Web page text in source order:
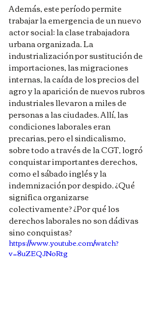
Además, este período permite
trabajar la emergencia de un nuevo
actor social: la clase trabajadora
urbana organizada. La
industrialización por sustitución de
importaciones, las migraciones
internas, la caída de los precios del
agro y la aparición de nuevos rubros
industriales llevaron a miles de
personas a las ciudades. Allí, las
condiciones laborales eran
precarias, pero el sindicalismo,
sobre todo a través de la CGT, logró
conquistar importantes derechos,
como el sábado inglés y la
indemnización por despido. ¿Qué
significa organizarse
colectivamente? ¿Por qué los
derechos laborales no son dádivas
sino conquistas?
https://www.youtube.com/watch?
v=8uZEQJNoRtg